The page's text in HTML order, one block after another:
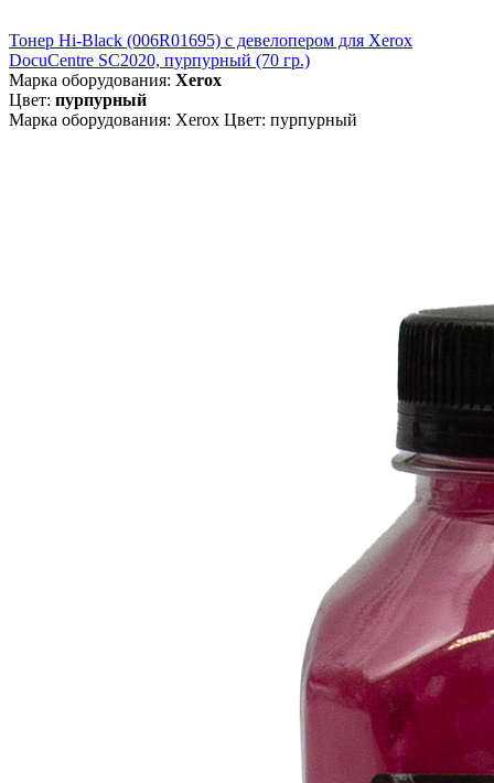
Тонер Hi-Black (006R01695) c девелопером для Xerox
DocuCentre SC2020, пурпурный (70 гр.)
Марка оборудования: Xerox
Цвет: пурпурный
Марка оборудования: Xerox Цвет: пурпурный